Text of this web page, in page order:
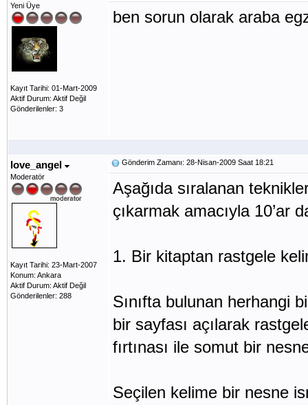
Yeni Üye
Kayıt Tarihi: 01-Mart-2009
Aktif Durum: Aktif Değil
Gönderilenler: 3
ben sorun olarak araba
love_angel
Moderatör
Kayıt Tarihi: 23-Mart-2007
Konum: Ankara
Aktif Durum: Aktif Değil
Gönderilenler: 288
Gönderim Zamanı: 28-Nisan-2009 Saat 18:21
Aşağıda sıralanan
çıkarmak amacıyla 10’ar
1. Bir kitaptan rastgele
Sınıfta bulunan herhangi
bir sayfası açılarak
fırtınası ile somut bir
Seçilen kelime bir nesne